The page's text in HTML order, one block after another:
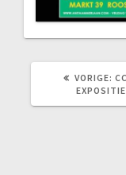
VORIGE:
EXPOSITIE